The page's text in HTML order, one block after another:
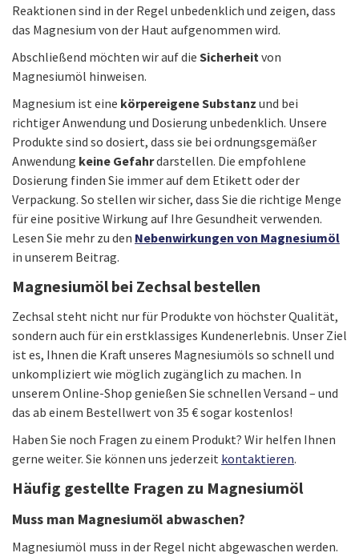
Reaktionen sind in der Regel unbedenklich und zeigen, dass
das Magnesium von der Haut aufgenommen wird.
Abschließend möchten wir auf die Sicherheitvon
Magnesiumöl hinweisen.
Magnesium ist eine körpereigene Substanz und bei
richtiger Anwendung und Dosierung unbedenklich. Unsere
Produkte sind so dosiert, dass sie bei ordnungsgemäßer
Anwendung keine Gefahrdarstellen. Die empfohlene
Dosierung finden Sie immer auf dem Etikett oder der
Verpackung. So stellen wir sicher, dass Sie die richtige Menge
für eine positive Wirkung auf Ihre Gesundheit verwenden.
Lesen Sie mehr zu den Nebenwirkungen von Magnesiumöl
in unserem Beitrag.
Magnesiumöl bei Zechsal bestellen
Zechsal steht nicht nur für Produkte von höchster Qualität,
sondern auch für ein erstklassiges Kundenerlebnis. Unser Ziel
ist es, Ihnen die Kraft unseres Magnesiumöls so schnell und
unkompliziert wie möglich zugänglich zu machen. In
unserem Online-Shop genießen Sie schnellen Versand – und
das ab einem Bestellwert von 35 € sogar kostenlos!
Haben Sie noch Fragen zu einem Produkt? Wir helfen Ihnen
gerne weiter. Sie können uns jederzeit kontaktieren.
Häufig gestellte Fragen zu Magnesiumöl
Muss man Magnesiumöl abwaschen?
Magnesiumöl muss in der Regel nicht abgewaschen werden.